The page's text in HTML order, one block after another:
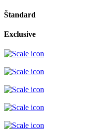
Štandard
Exclusive